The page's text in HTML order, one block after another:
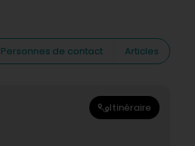
Personnes de contact
Articles
Itinéraire